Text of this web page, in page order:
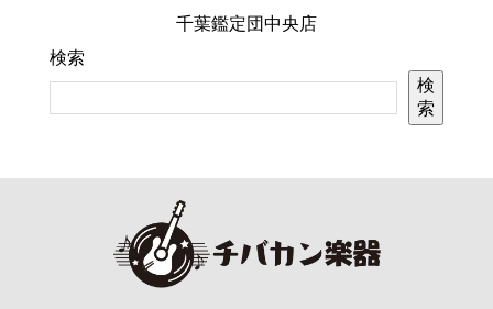
千葉鑑定団中央店
検索
検
索